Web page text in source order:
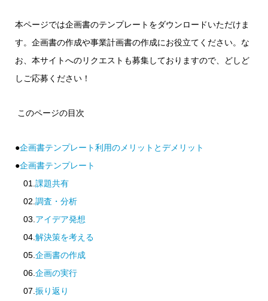
本ページでは企画書のテンプレートをダウンロードいただけま
す。企画書の作成や事業計画書の作成にお役立てください。な
お、本サイトへのリクエストも募集しておりますので、どしど
しご応募ください！
このページの目次
●企画書テンプレート利用のメリットとデメリット
●企画書テンプレート
01. 課題共有
02. 調査・分析
03. アイデア発想
04. 解決策を考える
05. 企画書の作成
06. 企画の実行
07. 振り返り